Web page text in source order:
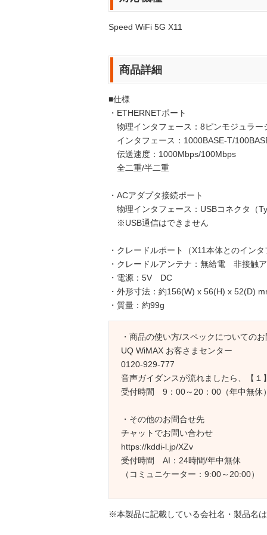
Speed WiFi 5G X11
商品詳細
■仕様
・ETHERNETポート
物理インタフェース：8ピンモジュラー
インタフェース：1000BASE-T/
伝送速度：1000Mbps/100Mbps
全二重/半二重
・ACアダプタ接続ポート
物理インタフェース：USBコネクタ（
※USB通信はできません
・クレードルポート（X11本体とのイン
・クレードルアンテナ：無給電 非接触
・電源：5V DC
・外形寸法：約156(W) x 56(H) x 52(D)
・質量：約99g
・商品の使い方/スペックについての
UQ WiMAX お客さまセンター
0120-929-777
音声ガイダンスが流れましたら、【
受付時間 9：00～20：00（年中無休
・その他のお問合せ先
チャットでお問い合わせ
https://kddi-l.jp/XZv
受付時間 AI：24時間/年中無休
（コミュニケーター：9:00～20:00）
※本製品に記載している会社名・製品名